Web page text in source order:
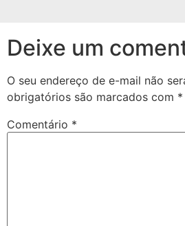
Deixe um
O seu endereço de e-mail não
obrigatórios são marcados com *
Comentário *